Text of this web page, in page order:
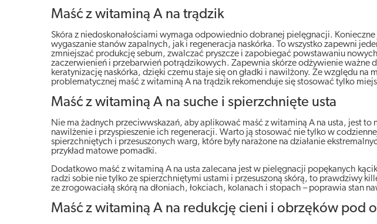
Maść z witaminą A na trądzik
Skóra z niedoskonałościami wymaga odpowiednio dobranej pielęgnacji.
wygaszanie stanów zapalnych, jak i regeneracja naskórka. To wszystko zapewni
zmniejszać produkcję sebum, zwalczać pryszcze i zapobiegać powstawaniu
zaczerwienień i przebarwień potrądzikowych. Zapewnia skórze odżywienie ważne
keratynizację naskórka, dzięki czemu staje się on gładki i nawilżony. Ze względu
problematycznej maść z witaminą A na trądzik rekomenduje się stosować tylko
Maść z witaminą A na suche i spierzchnięte usta
Nie ma żadnych przeciwwskazań, aby aplikować maść z witaminą A na usta, jest
nawilżenie i przyspieszenie ich regeneracji. Warto ją stosować nie tylko w
spierzchniętych i przesuszonych warg, które były narażone na działanie
przykład matowe pomadki.
Dodatkowo maść z witaminą A na usta zalecana jest w pielęgnacji popękanych
radzi sobie nie tylko ze spierzchniętymi ustami i przesuszoną skórą, to prawdziwy
ze zrogowaciałą skórą na dłoniach, łokciach, kolanach i stopach – poprawia stan
Maść z witaminą A na redukcję cieni i obrzęków pod